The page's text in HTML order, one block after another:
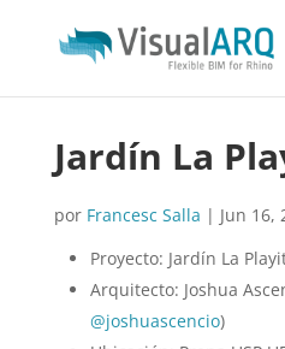
Jardín La
por Francesc Salla | Jun 16,
Proyecto: Jardín La
Arquitecto: Joshua
@joshuascencio)